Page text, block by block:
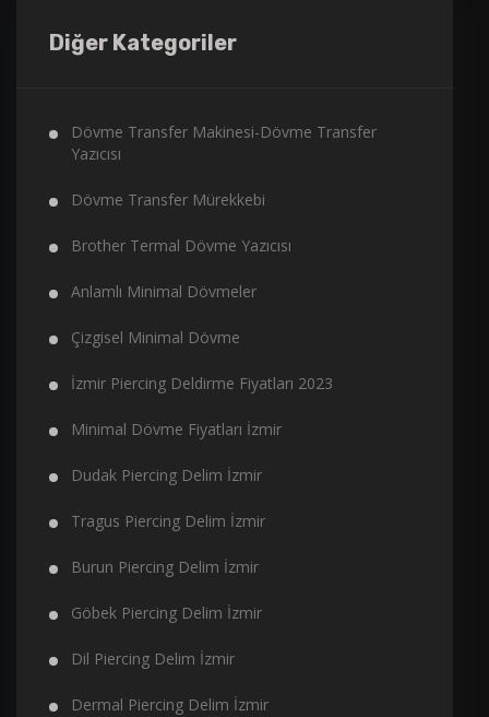
Diğer Kategoriler
Dövme Transfer Makinesi-Dövme Transfer
Yazıcısı
Dövme Transfer Mürekkebi
Brother Termal Dövme Yazıcısı
Anlamlı Minimal Dövmeler
Çizgisel Minimal Dövme
İzmir Piercing Deldirme Fiyatları 2023
Minimal Dövme Fiyatları İzmir
Dudak Piercing Delim İzmir
Tragus Piercing Delim İzmir
Burun Piercing Delim İzmir
Göbek Piercing Delim İzmir
Dil Piercing Delim İzmir
Dermal Piercing Delim İzmir